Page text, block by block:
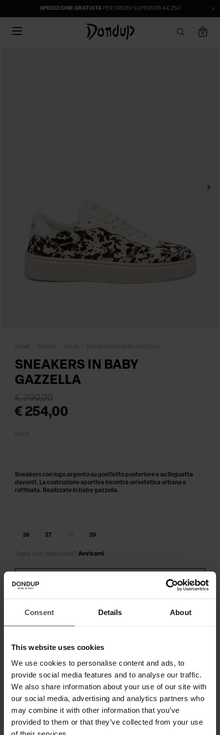
Consent Details About
This website uses cookies
We use cookies to personalise content and ads, to
provide social media features and to analyse our traffic.
We also share information about your use of our site with
our social media, advertising and analytics partners who
may combine it with other information that you’ve
provided to them or that they’ve collected from your use
of their services.
SPEDIZIONE GRATUITAPER ORDINI SUPERIORI A € 250
0
SNEAKERS IN BABY
GAZZELLA
€ 254,00
€ 390,00
36 37 39
Taglia non disponibile? Avvisami
Sneakers con logo argento su gonfietto posteriore e su linguetta
davanti. La costruzione sportiva incontra un'estetica urbana e
raffinata. Realizzate in baby gazzella.
SPECIFICHE TECNICHE
DIGITAL PRODUCT PASSPORT